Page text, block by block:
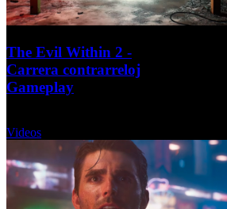
The Evil Within 2 -
Carrera contrarreloj
Gameplay
Videos